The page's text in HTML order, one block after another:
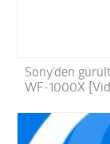
Sony’den
WF-1000X